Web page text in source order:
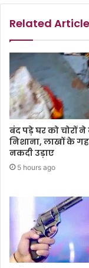
Related
बंद पड़े घर को चोरों ने
निशाना, लाखों के
नकदी उड़ाए
5 hours ago